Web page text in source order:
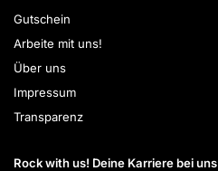
Gutschein
Arbeite mit uns!
Über uns
Impressum
Transparenz
Rock with us! Deine Karriere bei uns​